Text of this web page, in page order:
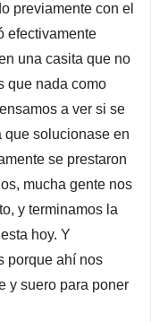
previamente con el
efectivamente
una casita que no
que nada como
a ver si se
que solucionase en
se prestaron
mucha gente nos
y terminamos la
hoy. Y
porque ahí nos
y suero para poner